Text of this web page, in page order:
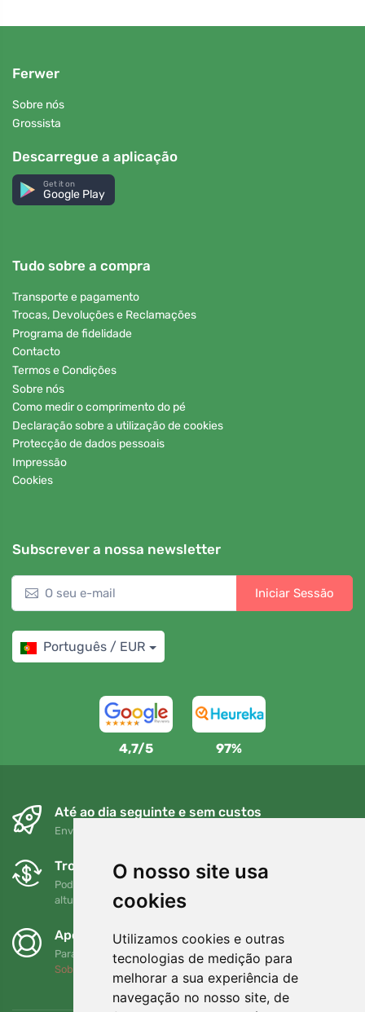
O nosso site usa
cookies
Utilizamos cookies e outras
tecnologias de medição para
melhorar a sua experiência de
navegação no nosso site, de
Ferwer
Sobre nós
Grossista
Descarregue a aplicação
Get it on
Google Play
Tudo sobre a compra
Transporte e pagamento
Trocas, Devoluções e Reclamações
Programa de fidelidade
Contacto
Termos e Condições
Sobre nós
Como medir o comprimento do pé
Declaração sobre a utilização de cookies
Protecção de dados pessoais
Impressão
Cookies
Subscrever a nossa newsletter
Iniciar Sessão
Português / EUR
4,7/5 97%
Até ao dia seguinte e sem custos
Envio gratuito para encomendas superiores a 80 EUR
Trocas e devoluções gratuitas
Pode devolver ou trocar a sua encomenda em qualquer
altura no prazo de 90 dias
Apoiamos a Trees.org
Para cada encomenda plantamos uma árvore! Leia mais
Sobre nós